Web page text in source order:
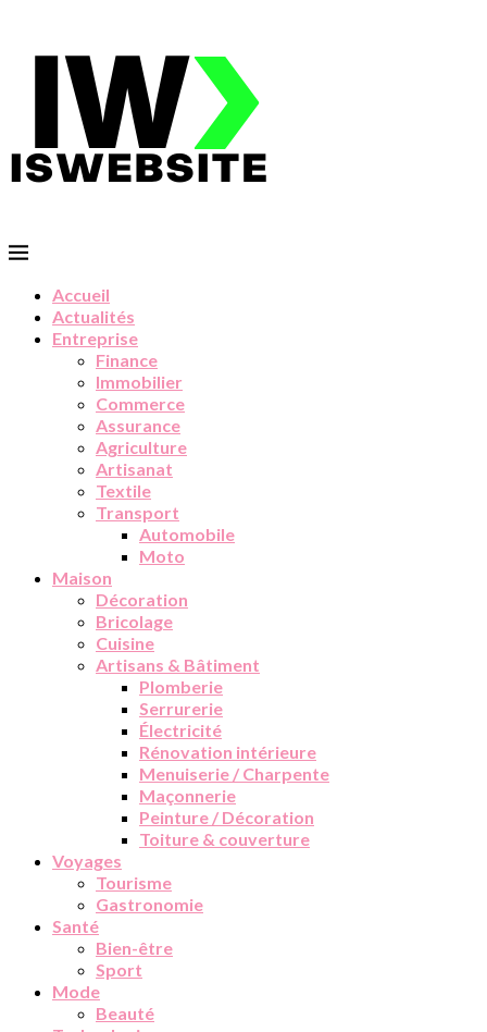
Accueil
Actualités
Entreprise
Finance
Immobilier
Commerce
Assurance
Agriculture
Artisanat
Textile
Transport
Automobile
Moto
Maison
Décoration
Bricolage
Cuisine
Artisans & Bâtiment
Plomberie
Serrurerie
Électricité
Rénovation intérieure
Menuiserie / Charpente
Maçonnerie
Peinture / Décoration
Toiture & couverture
Voyages
Tourisme
Gastronomie
Santé
Bien-être
Sport
Mode
Beauté